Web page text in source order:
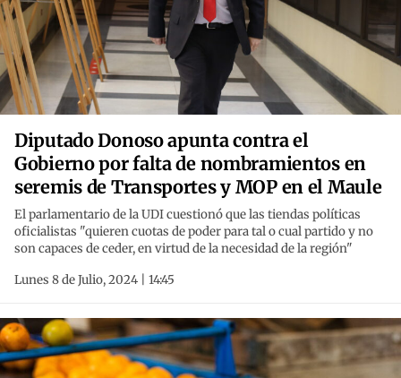
Diputado Donoso apunta contra el
Gobierno por falta de nombramientos en
seremis de Transportes y MOP en el Maule
El parlamentario de la UDI cuestionó que las tiendas políticas
oficialistas "quieren cuotas de poder para tal o cual partido y no
son capaces de ceder, en virtud de la necesidad de la región"
Lunes 8 de Julio, 2024 | 14:45